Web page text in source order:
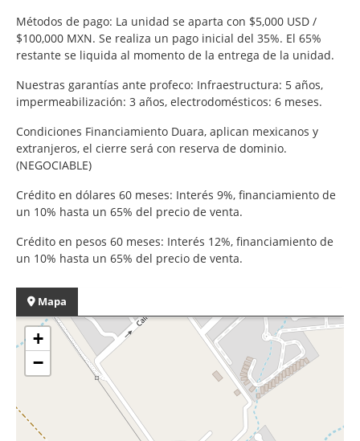
Métodos de pago: La unidad se aparta con $5,000 USD /
$100,000 MXN. Se realiza un pago inicial del 35%. El 65%
restante se liquida al momento de la entrega de la unidad.
Nuestras garantías ante profeco: Infraestructura: 5 años,
impermeabilización: 3 años, electrodomésticos: 6 meses.
Condiciones Financiamiento Duara, aplican mexicanos y
extranjeros, el cierre será con reserva de dominio.
(NEGOCIABLE)
Crédito en dólares 60 meses: Interés 9%, financiamiento de
un 10% hasta un 65% del precio de venta.
Crédito en pesos 60 meses: Interés 12%, financiamiento de
un 10% hasta un 65% del precio de venta.
Mapa
+
−